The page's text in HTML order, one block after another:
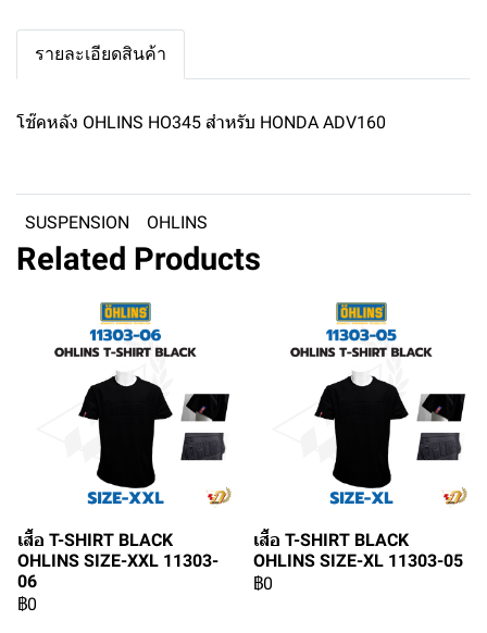
รายละเอียดสินค้า
โช๊คหลัง OHLINS HO345 สำหรับ HONDA ADV160
SUSPENSION OHLINS
Related Products
เสื้อ T-SHIRT BLACK
OHLINS SIZE-XXL 11303-
06
฿0
เสื้อ T-SHIRT BLACK
OHLINS SIZE-XL 11303-05
฿0